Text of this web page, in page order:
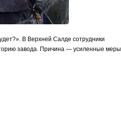
В Верхней Салде сотрудники
завода. Причина — усиленные меры